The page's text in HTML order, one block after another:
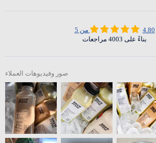
4.80 من 5
بناءً على 4003 مراجعات
صور وفيديوهات العملاء